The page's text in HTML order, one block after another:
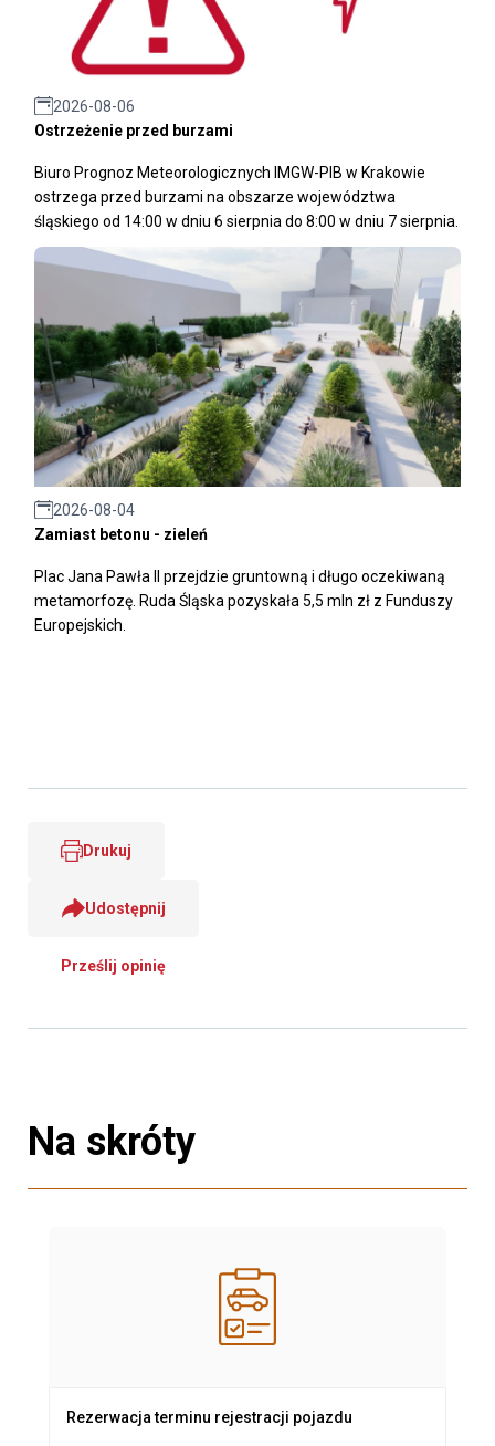
2026-08-06
Ostrzeżenie przed burzami
Biuro Prognoz Meteorologicznych IMGW-PIB w Krakowie
ostrzega przed burzami na obszarze województwa
śląskiego od 14:00 w dniu 6 sierpnia do 8:00 w dniu 7 sierpnia.
2026-08-04
Zamiast betonu - zieleń
Plac Jana Pawła II przejdzie gruntowną i długo oczekiwaną
metamorfozę. Ruda Śląska pozyskała 5,5 mln zł z Funduszy
Europejskich.
Drukuj
Udostępnij
Prześlij opinię
Na skróty
Rezerwacja terminu rejestracji pojazdu